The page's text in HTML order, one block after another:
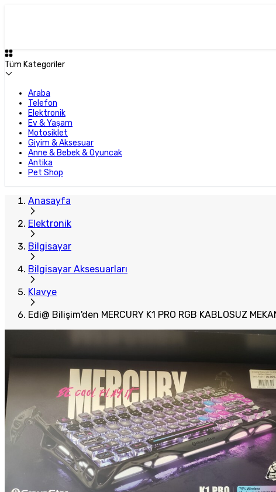
Tüm Kategoriler
Araba
Telefon
Elektronik
Ev & Yaşam
Motosiklet
Giyim & Aksesuar
Anne & Bebek & Oyuncak
Antika
Pet Shop
Anasayfa
Elektronik
Bilgisayar
Bilgisayar Aksesuarları
Klavye
Edi@ Bilişim'den MERCURY K1 PRO RGB KABLOSUZ